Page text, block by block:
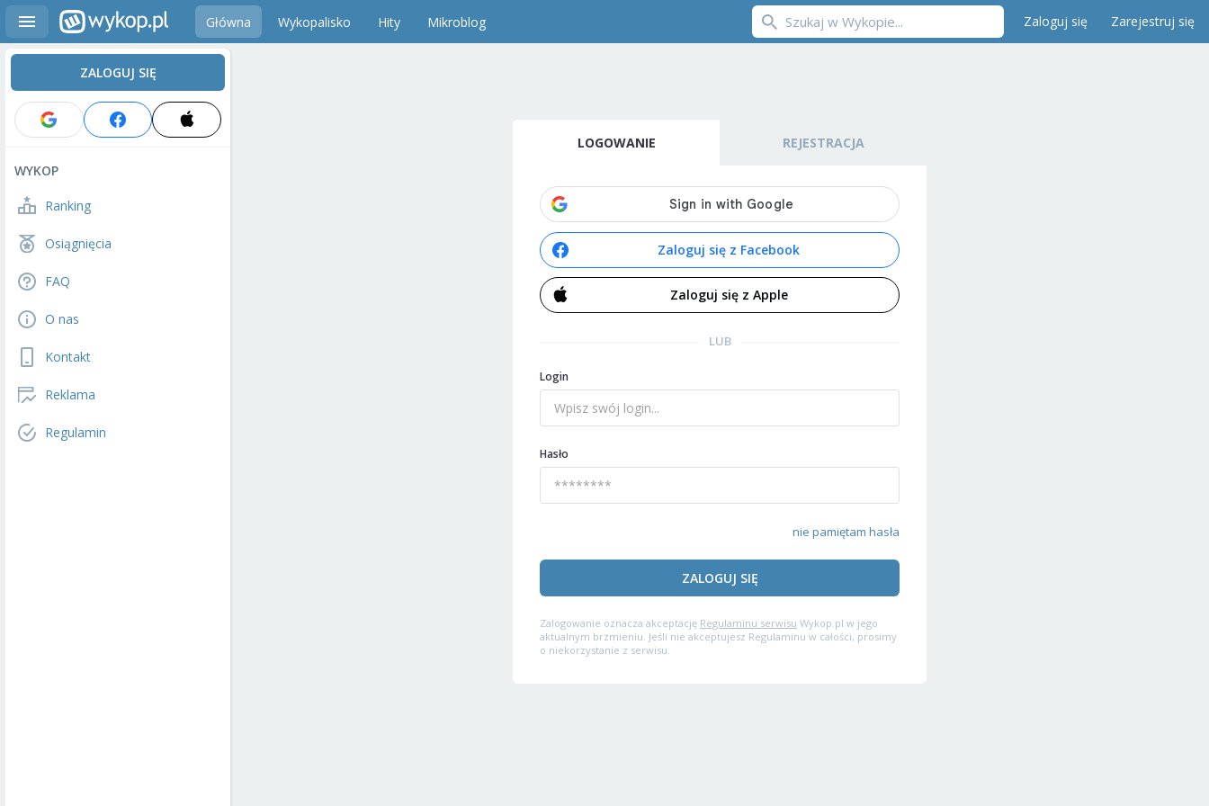
Główna Wykopalisko Hity Mikroblog Zaloguj się Zarejestruj się
ZALOGUJ SIĘ
WYKOP
Ranking
Osiągnięcia
FAQ
O nas
Kontakt
Reklama
Regulamin
LOGOWANIE REJESTRACJA
Zaloguj się z Facebook
Zaloguj się z Apple
LUB
Login
Hasło
nie pamiętam hasła
ZALOGUJ SIĘ
Zalogowanie oznacza akceptację Regulaminu serwisu Wykop.pl w jego
aktualnym brzmieniu. Jeśli nie akceptujesz Regulaminu w całości, prosimy
o niekorzystanie z serwisu.